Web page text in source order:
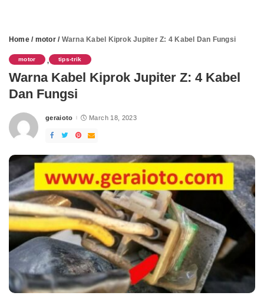
Home/ motor/ Warna Kabel Kiprok Jupiter Z: 4 Kabel Dan Fungsi
motor , tips-trik
Warna Kabel Kiprok Jupiter Z: 4 Kabel
Dan Fungsi
Posted
geraioto March 18, 2023